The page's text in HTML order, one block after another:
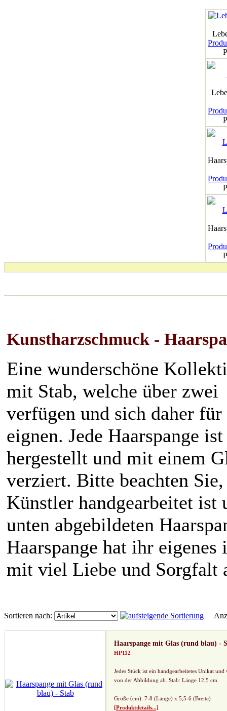
Kunstharzschmuck -
Eine wunderschöne
mit Stab, welche über
verfügen und sich daher
eignen. Jede Haarspange
hergestellt und mit einem
verziert. Bitte beachten
Künstler handgearbeitet ist
unten abgebildeten
Haarspange hat ihr
mit viel Liebe und Sorgfalt
Sortieren nach:
Haarspange mit Glas (rund blau) -
HP112
Jedes Stück ist ein handgearbeitetes Unikat und
von der Abbildung ab. Stab: Länge 12,5 cm
Größe (cm): 7-8 (Länge) x 5,5-6 (Breite)
[Produktdetails...]